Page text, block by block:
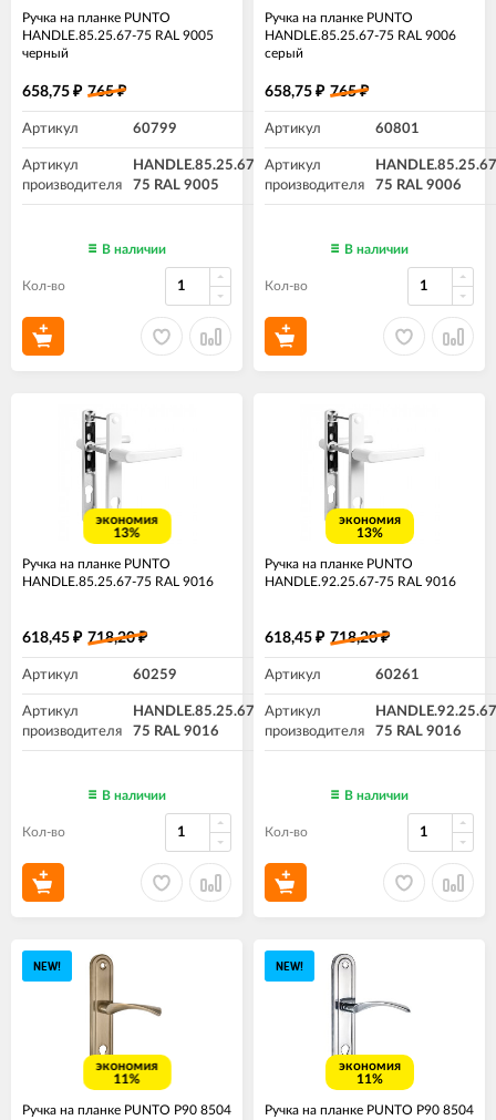
Ручка на планке PUNTO
HANDLE.85.25.67-75 RAL 9005
черный
658,75 ₽ 765₽
Артикул 60799
Артикул
производителя
HANDLE.85.25.67-
75 RAL 9005
В наличии
Кол-во
Ручка на планке PUNTO
HANDLE.85.25.67-75 RAL 9006
серый
658,75 ₽ 765₽
Артикул 60801
Артикул
производителя
75 RAL 9006
В наличии
Кол-во
экономия
13%
Ручка на планке PUNTO
HANDLE.85.25.67-75 RAL 9016
618,45 ₽ 718,20₽
Артикул 60259
Артикул
производителя
HANDLE.85.25.67-
75 RAL 9016
В наличии
Кол-во
экономия
13%
Ручка на планке PUNTO
HANDLE.92.25.67-75 RAL 9016
618,45 ₽ 718,20₽
Артикул 60261
Артикул
производителя
75 RAL 9016
В наличии
Кол-во
NEW!
экономия
11%
Ручка на планке PUNTO P90 8504
NEW!
экономия
11%
Ручка на планке PUNTO P90 8504